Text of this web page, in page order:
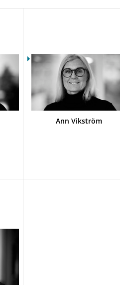
Ann Vikström